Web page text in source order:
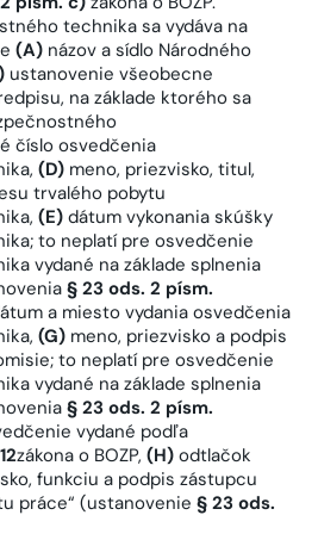
technika sa vydáva na
(A) názov a sídlo Národného
ustanovenie všeobecne
na základe ktorého sa
číslo osvedčenia
(D) meno, priezvisko, titul,
trvalého pobytu
(E) dátum vykonania skúšky
to neplatí pre osvedčenie
vydané na základe splnenia
§ 23 ods. 2 písm.
a miesto vydania osvedčenia
(G) meno, priezvisko a podpis
to neplatí pre osvedčenie
vydané na základe splnenia
§ 23 ods. 2 písm.
vydané podľa
zákona o BOZP, (H) odtlačok
funkciu a podpis zástupcu
práce“ (ustanovenie § 23 ods.